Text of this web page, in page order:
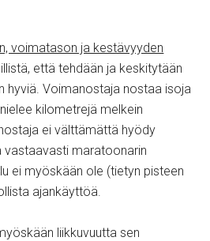
voimatason ja kestävyyden
että tehdään ja keskitytään
hyviä. Voimanostaja nostaa isoja
kilometrejä melkein
ei välttämättä hyödy
vastaavasti maratoonarin
ei myöskään ole (tietyn pisteen
ajankäyttöä.
liikkuvuutta sen